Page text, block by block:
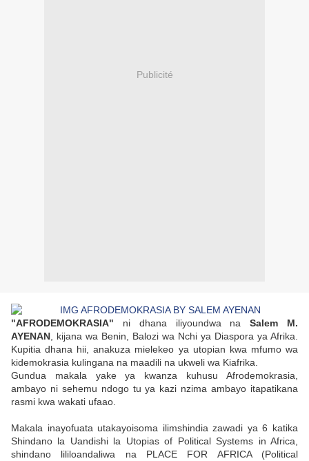
Publicité
"AFRODEMOKRASIA" ni dhana iliyoundwa naSalem M.
AYENAN , kijana wa Benin, Balozi wa Nchi ya Diaspora ya Afrika.
Kupitia dhana hii, anakuza mielekeo ya utopian kwa mfumo wa
kidemokrasia kulingana na maadili na ukweli wa Kiafrika.
Gundua makala yake ya kwanza kuhusu Afrodemokrasia,
ambayo ni sehemu ndogo tu ya kazi nzima ambayo itapatikana
rasmi kwa wakati ufaao.
Makala inayofuata utakayoisoma ilimshindia zawadi ya 6 katika
Shindano la Uandishi la Utopias of Political Systems in Africa,
shindano lililoandaliwa na PLACE FOR AFRICA (Political